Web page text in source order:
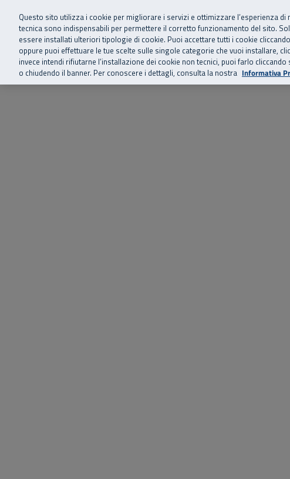
Vai al menu principale
Vai al contenuto principale
Vai al Footer
SuperAbile - il Contact Center Inail per il mondo della disabilità
Home Chi siamo Storie, news ed
Questo sito utilizza i cookie per migliorare i servizi e ottimizzare l’esperienza di
tecnica sono indispensabili per permettere il corretto funzionamento del sito.
essere installati ulteriori tipologie di cookie. Puoi accettare tutti i cookie cliccando
oppure puoi effettuare le tue scelte sulle singole categorie che vuoi installare,
invece intendi rifiutarne l’installazione dei cookie non tecnici, puoi farlo cliccando
o chiudendo il banner. Per conoscere i dettagli, consulta la nostra Informativa